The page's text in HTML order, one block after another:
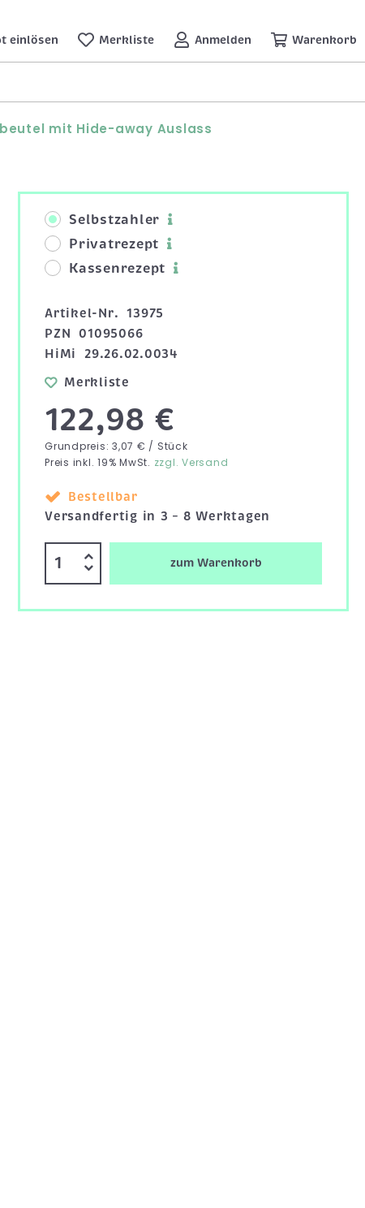
einlösen Merkliste Anmelden Warenkorb
mit Hide-away Auslass
Selbstzahler
Privatrezept
Kassenrezept
Artikel-Nr.
13975
PZN
01095066
HiMi
29.26.02.0034
Merkliste
122,98 €
Grundpreis: 3,07 € / Stück
Preis inkl. 19% MwSt. zzgl. Versand
Bestellbar
Versandfertig in 3 – 8 Werktagen
zum Warenkorb